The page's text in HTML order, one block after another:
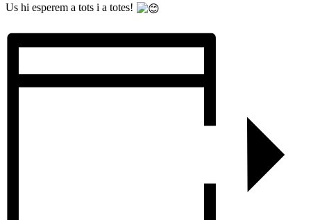
Us hi esperem a tots i a totes!